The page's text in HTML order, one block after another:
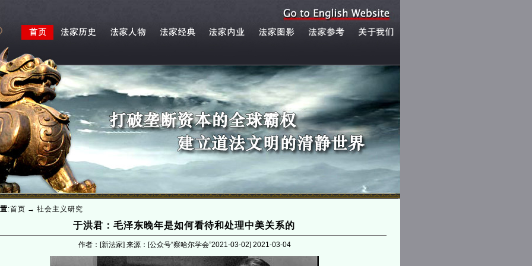
:首页 → 社会主义研究
于洪君：毛泽东晚年是如何看待和处理中美关系的
作者：[新法家] 来源：[公众号“察哈尔学会”2021-03-02] 2021-03-04